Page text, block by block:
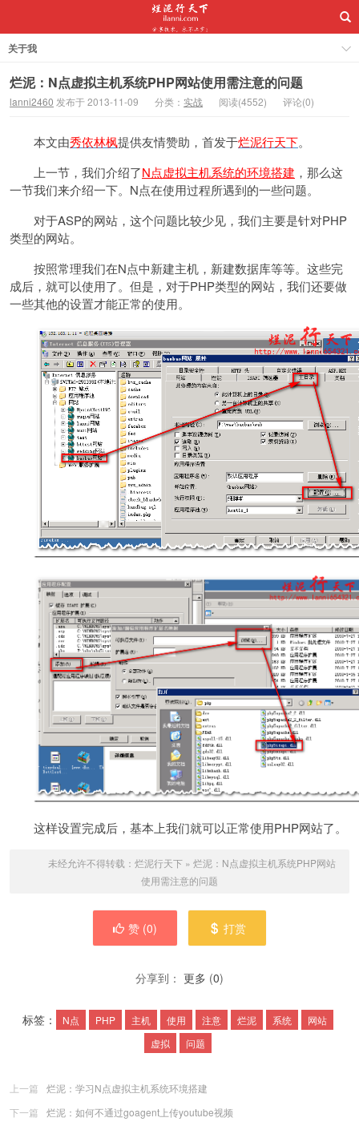
关于我
烂泥：N点虚拟主机系统PHP网站使用需注意的问题
lanni2460 发布于 2013-11-09 分类： 实战 阅读(4552) 评论(0)
本文由秀依林枫提供友情赞助，首发于烂泥行天下。
上一节，我们介绍了N点虚拟主机系统的环境搭建 ，那么这
一节我们来介绍一下。N点在使用过程所遇到的一些问题。
对于ASP的网站，这个问题比较少见，我们主要是针对PHP
类型的网站。
按照常理我们在N点中新建主机，新建数据库等等。这些完
成后，就可以使用了。但是，对于PHP类型的网站，我们还要做
一些其他的设置才能正常的使用。
这样设置完成后，基本上我们就可以正常使用PHP网站了。
未经允许不得转载： 烂泥行天下» 烂泥：N点虚拟主机系统PHP网站
使用需注意的问题
赞 (0) 打赏
分享到： 更多 (0)
标签： N点 PHP 主机 使用 注意 烂泥 系统
网站
虚拟
问题
上一篇
烂泥：学习N点虚拟主机系统环境搭建
下一篇
烂泥：如何不通过goagent上传youtube视频